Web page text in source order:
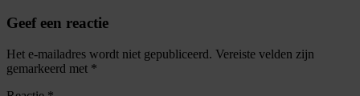
Geef een reactie
Het e-mailadres wordt niet gepubliceerd. Vereiste velden zijn
gemarkeerd met *